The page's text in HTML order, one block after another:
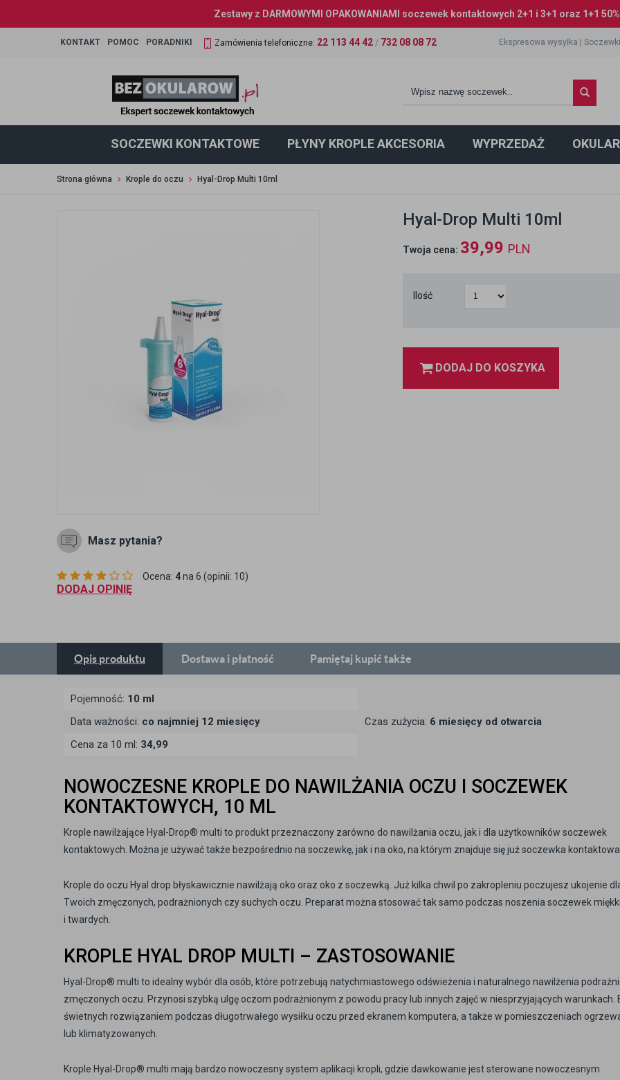
Zestawy z DARMOWYMI OPAKOWANIAMI soczewek kontaktowych 2+1 i 3+1 oraz 1+1
KONTAKT POMOC PORADNIKI Zamówienia telefoniczne: 22 113 44 42 / 732 08 08 72 Ekspresowa wysyłka |
SOCZEWKI KONTAKTOWE PŁYNY KROPLE AKCESORIA WYPRZEDAŻ
Strona główna Krople do oczu Hyal-Drop Multi 10ml
Masz pytania?
Ocena: 4na 6 (opinii: 10)
DODAJ OPINIĘ
Hyal-Drop Multi 10ml
Twoja cena: 39,99 PLN
Ilość
DODAJ DO KOSZYKA
Opis produktu Dostawa i płatność Pamiętaj kupić także
Pojemność: 10 ml
Data ważności: co najmniej 12 miesięcy Czas zużycia: 6 miesięcy od otwarcia
Cena za 10 ml: 34,99
NOWOCZESNE KROPLE DO NAWILŻANIA OCZU I SOCZEWEK
KONTAKTOWYCH, 10 ML
Krople nawilżające Hyal-Drop® multi to produkt przeznaczony zarówno do nawilżania oczu, jak i dla użytkowników soczewek
kontaktowych. Można je używać także bezpośrednio na soczewkę, jak i na oko, na którym znajduje się już soczewka kontaktowa.
Krople do oczu Hyal drop błyskawicznie nawilżają oko oraz oko z soczewką. Już kilka chwil po zakropleniu poczujesz ukojenie
Twoich zmęczonych, podrażnionych czy suchych oczu. Preparat można stosować tak samo podczas noszenia soczewek
i twardych.
KROPLE HYAL DROP MULTI – ZASTOSOWANIE
Hyal-Drop® multi to idealny wybór dla osób, które potrzebują natychmiastowego odświeżenia i naturalnego nawilżenia
zmęczonych oczu. Przynosi szybką ulgę oczom podrażnionym z powodu pracy lub innych zajęć w niesprzyjających warunkach.
świetnych rozwiązaniem podczas długotrwałego wysiłku oczu przed ekranem komputera, a także w pomieszczeniach
lub klimatyzowanych.
Krople Hyal-Drop® multi mają bardzo nowoczesny system aplikacji kropli, gdzie dawkowanie jest sterowane nowoczesnym